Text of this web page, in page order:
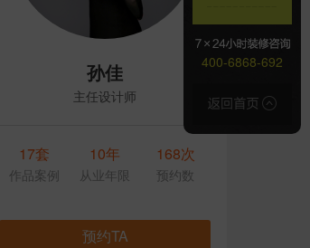
孙佳
主任设计师
168次
预约数
10年
从业年限
17套
作品案例
预约TA
400-6868-692